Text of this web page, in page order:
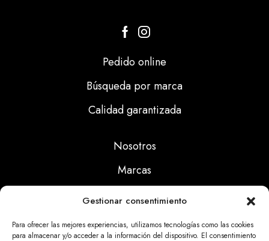
Gestionar consentimiento
Para ofrecer las mejores experiencias, utilizamos tecnologías como las cookies
para almacenar y/o acceder a la información del dispositivo. El consentimiento
Pedido online
Búsqueda por marca
Calidad garantizada
Nosotros
Marcas
Noticias